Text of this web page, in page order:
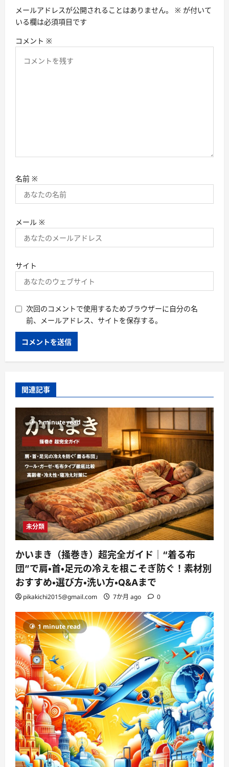
ン
メールアドレスが公開されることはありません。 ※ が付いて
いる欄は必須項目です
コメント ※
名前 ※
メール ※
サイト
次回のコメントで使用するためブラウザーに自分の名
前、メールアドレス、サイトを保存する。
関連記事
1 minute read
未分類
かいまき（掻巻き）超完全ガイド｜“着る布
団”で肩・首・足元の冷えを根こそぎ防ぐ！素材別
おすすめ・選び方・洗い方・Q&Aまで
pikakichi2015@gmail.com 7か月 ago 0
1 minute read